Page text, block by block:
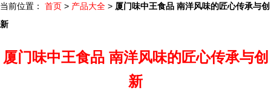
当前位置： 首页 > 产品大全 > 厦门味中王食品 南洋风味的匠心传承与创
新
厦门味中王食品 南洋风味的匠心传承与创
新